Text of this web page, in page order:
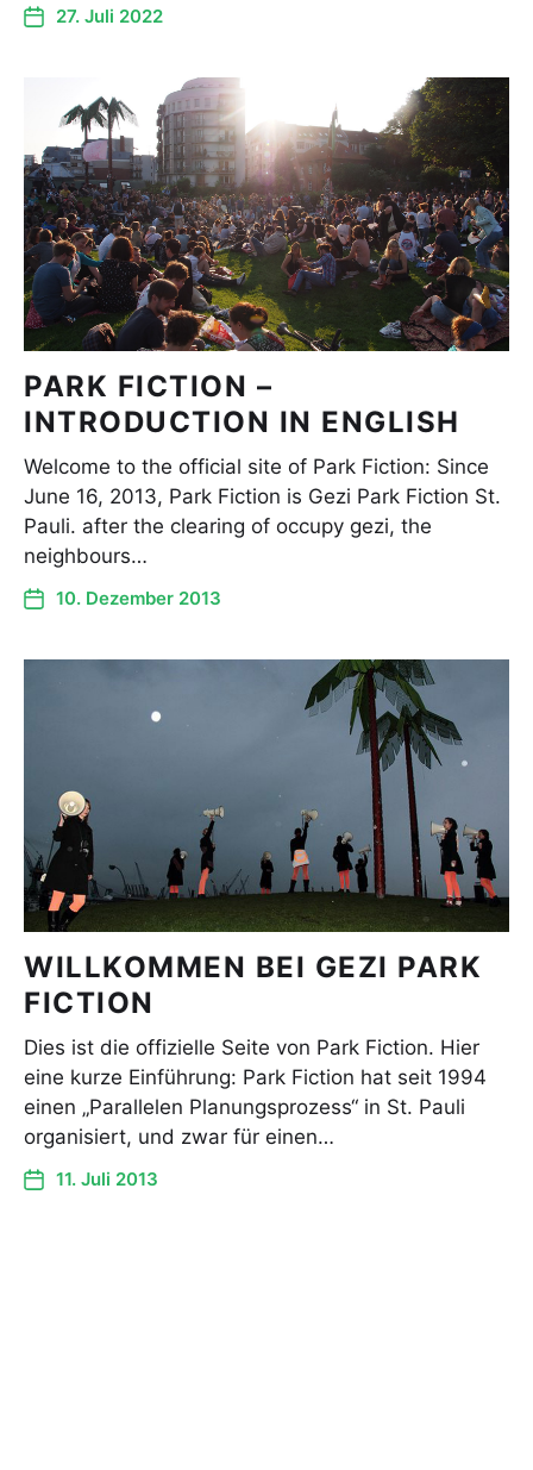
27. Juli 2022
PARK FICTION –
INTRODUCTION IN ENGLISH
Welcome to the official site of Park Fiction: Since
June 16, 2013, Park Fiction is Gezi Park Fiction St.
Pauli. after the clearing of occupy gezi, the
neighbours…
10. Dezember 2013
WILLKOMMEN BEI GEZI PARK
FICTION
Dies ist die offizielle Seite von Park Fiction. Hier
eine kurze Einführung: Park Fiction hat seit 1994
einen „Parallelen Planungsprozess“ in St. Pauli
organisiert, und zwar für einen…
11. Juli 2013